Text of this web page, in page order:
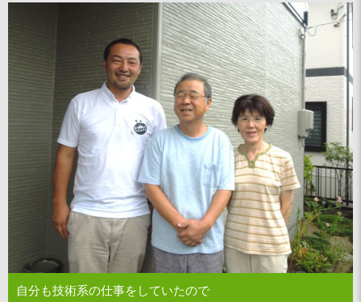
自分も技術系の仕事をしていたので